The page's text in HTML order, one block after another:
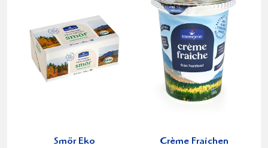
Smör Eko
Crème Fraichen